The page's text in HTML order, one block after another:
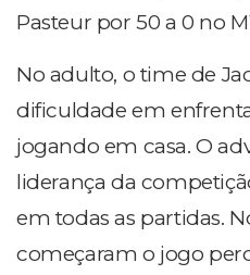
Pasteur por 50 a 0 no
No adulto, o time de
dificuldade em
jogando em casa. O
liderança da
em todas as partidas.
começaram o jogo